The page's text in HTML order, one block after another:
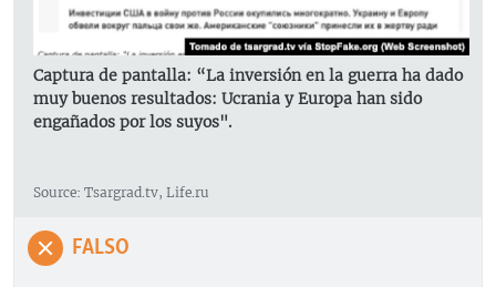
Captura de pantalla: “La inversión en la guerra ha dado
muy buenos resultados: Ucrania y Europa han sido
engañados por los suyos".
Source: Tsargrad.tv, Life.ru
FALSO